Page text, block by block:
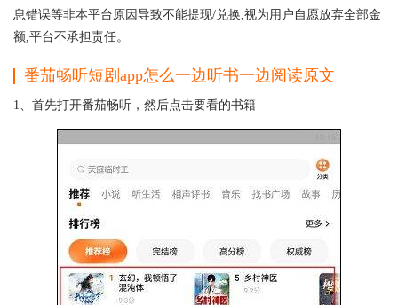
息错误等非本平台原因导致不能提现/兑换,视为用户自愿放弃全部金
额,平台不承担责任。
番茄畅听短剧app怎么一边听书一边阅读原文
1、首先打开番茄畅听，然后点击要看的书籍